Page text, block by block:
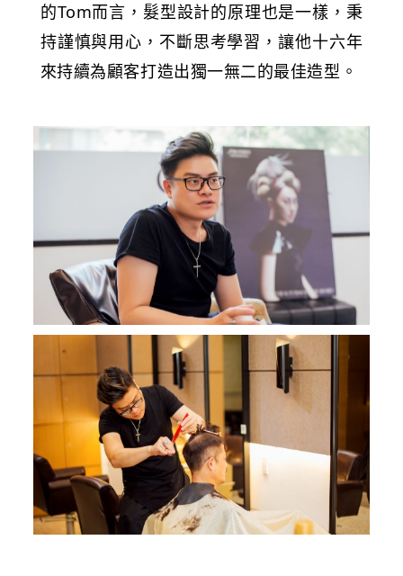
的Tom而言，髮型設計的原理也是一樣，秉
持謹慎與用心，不斷思考學習，讓他十六年
來持續為顧客打造出獨一無二的最佳造型。